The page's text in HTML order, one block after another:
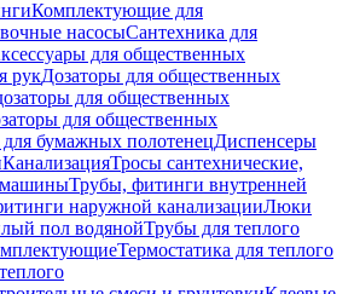
Комплектующие для
насосыСантехника для
для общественных
рукДозаторы для общественных
для общественных
для общественных
бумажных полотенецДиспенсеры
КанализацияТросы сантехнические,
Трубы, фитинги внутренней
наружной канализацииЛюки
пол водянойТрубы для теплого
Термостатика для теплого